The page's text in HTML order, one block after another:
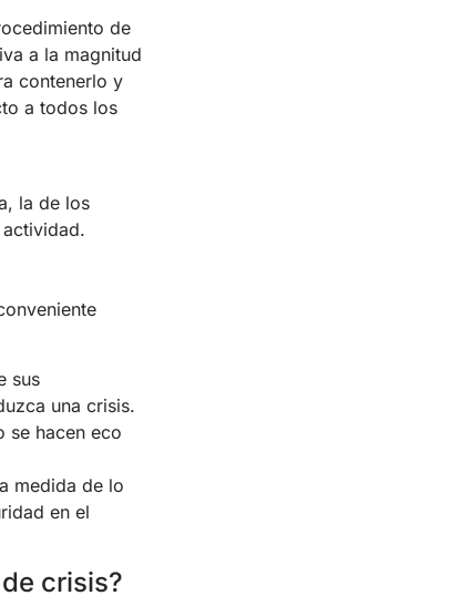
de
a la magnitud
contenerlo y
a todos los
la de los
sus
una crisis.
se hacen eco
medida de lo
en el
crisis?